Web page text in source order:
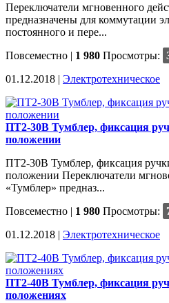
Переключатели мгновенного
предназначены для коммутации
постоянного и пере...
Повсеместно | 1 980 Просмотры:
01.12.2018 | Электротехническое
ПТ2-30В Тумблер, фиксация
положении
ПТ2-30В Тумблер, фиксация
положении Переключатели
«Тумблер» предназ...
Повсеместно | 1 980 Просмотры:
01.12.2018 | Электротехническое
ПТ2-40В Тумблер, фиксация
положениях